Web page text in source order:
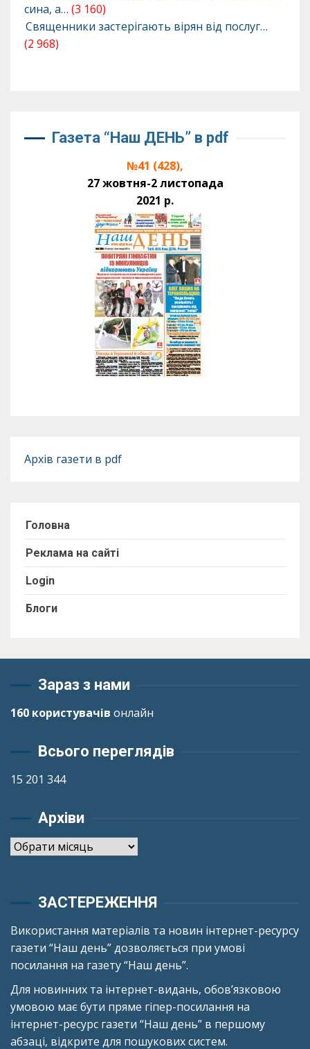
сина, а… (3 160)
Священники застерігають вірян від послуг…
(2 968)
Газета “Наш ДЕНЬ” в pdf
№41 (428),
27 жовтня-2 листопада
2021 р.
Архів газети в pdf
Головна
Реклама на сайті
Login
Блоги
Зараз з нами
160 користувачів онлайн
Всього переглядів
15 201 344
Архіви
Архіви
ЗАСТЕРЕЖЕННЯ
Використання матеріалів та новин інтернет-ресурсу
газети “Наш день” дозволяється при умові
посилання на газету “Наш день”.
Для новинних та інтернет-видань, обов’язковою
умовою має бути пряме гіпер-посилання на
інтернет-ресурс газети “Наш день” в першому
абзаці, відкрите для пошукових систем.